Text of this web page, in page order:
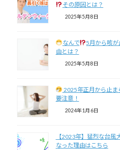
その原因とは？
2025年5月8日
なんで
5月から咳
由とは？
2025年5月8日
2025年正月から止ま
要注意！
2024年1月6日
【2023年】猛烈な台風
なった理由はこちら